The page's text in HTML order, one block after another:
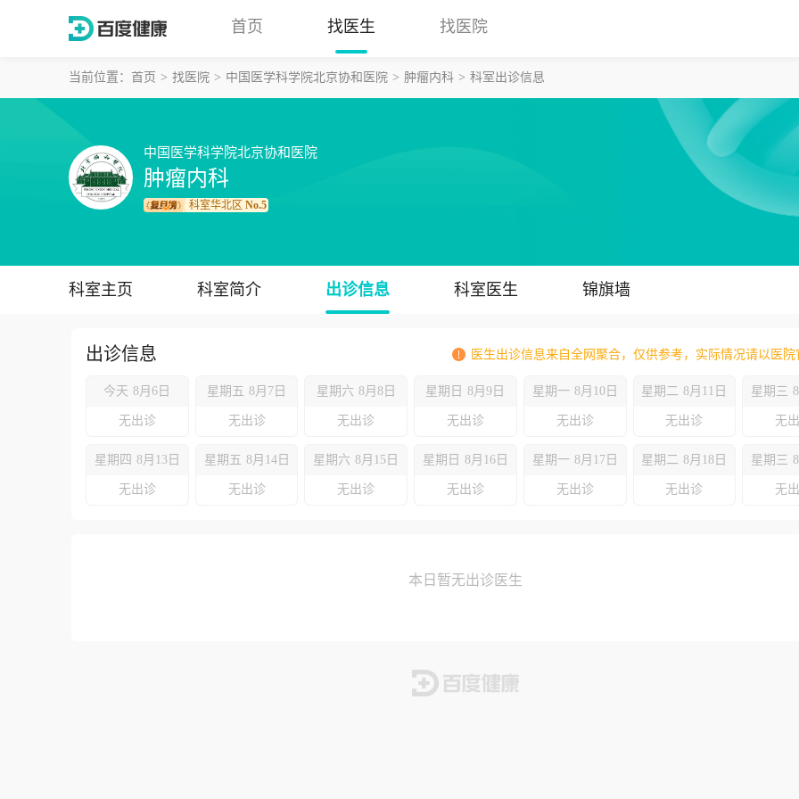
首页 找医生 找医院
当前位置： 首页 找医院 中国医学科学院北京协和医院 肿瘤内科 科室出诊信息
中国医学科学院北京协和医院
肿瘤内科
科室华北区 No.5
科室主页 科室简介 出诊信息 科室医生 锦旗墙
出诊信息 医生出诊信息来自全网聚合，仅供参考，实际情况请以医院
今天 8月6日
无出诊
星期五 8月7日
无出诊
星期六 8月8日
无出诊
星期日 8月9日
无出诊
星期一 8月10日
无出诊
星期二 8月11日
无出诊
星期三
无
星期四 8月13日
无出诊
星期五 8月14日
无出诊
星期六 8月15日
无出诊
星期日 8月16日
无出诊
星期一 8月17日
无出诊
星期二 8月18日
无出诊
星期三
无
本日暂无出诊医生